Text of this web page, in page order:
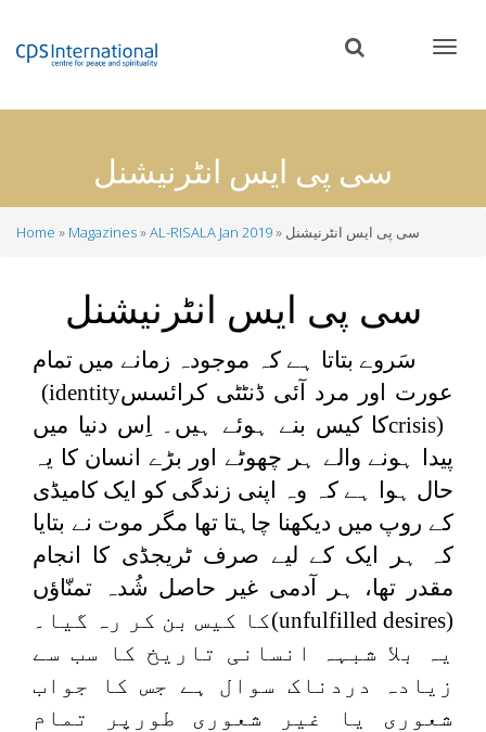
content
سی پی ایس انٹرنیشنل
Home Magazines AL-RISALA Jan 2019 سی پی ایس انٹرنیشنل
سی پی ایس انٹرنیشنل
سَروے بتاتا ہے کہ موجودہ زمانے میں تمام
عورت اور مرد آئی ڈنٹٹی کرائسس(identity
crisis)کا کیس بنے ہوئے ہیں۔ اِس دنیا میں
پیدا ہونے والے ہر چھوٹے اور بڑے انسان کا یہ
حال ہوا ہے کہ وہ اپنی زندگی کو ایک کامیڈی
کے روپ میں دیکھنا چاہتا تھا مگر موت نے بتایا
کہ ہر ایک کے لیے صرف ٹریجڈی کا انجام
مقدر تھا، ہر آدمی غیر حاصل شُدہ تمنّاؤں
(unfulfilled desires)کا کیس بن کر رہ گیا۔
یہ بلا شبہہ انسانی تاریخ کا سب سے
زیادہ دردناک سوال ہے جس کا جواب
شعوری یا غیر شعوری طورپر تمام